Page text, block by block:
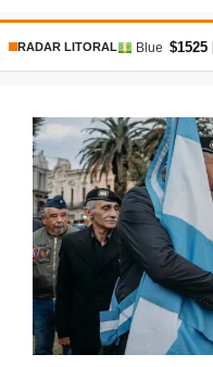
RADAR LITORAL Blue $1525